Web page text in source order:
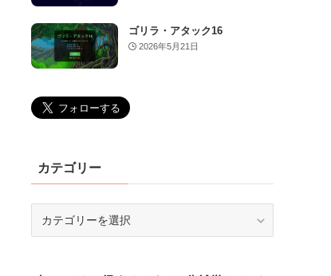
ゴリラ・アタック16
2026年5月21日
カテゴリー